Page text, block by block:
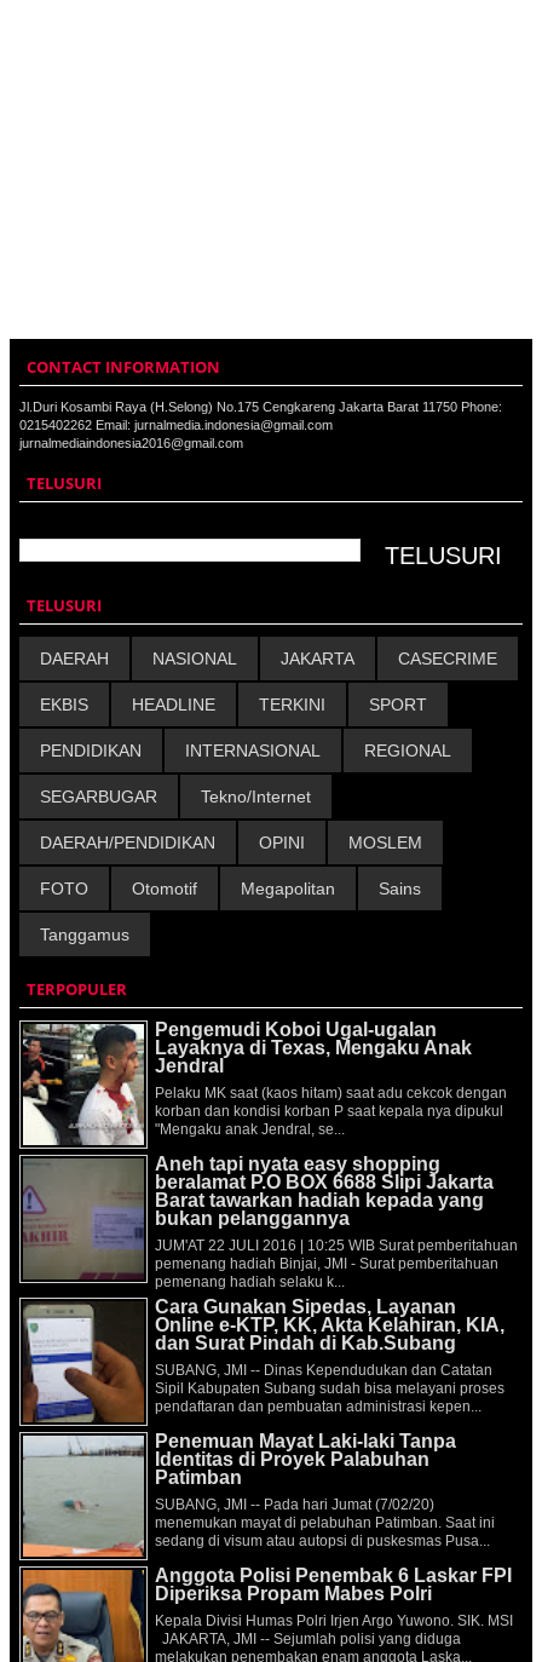
CONTACT INFORMATION
Jl.Duri Kosambi Raya (H.Selong) No.175 Cengkareng Jakarta Barat 11750 Phone:
0215402262 Email: jurnalmedia.indonesia@gmail.com
jurnalmediaindonesia2016@gmail.com
TELUSURI
TELUSURI
DAERAH NASIONAL JAKARTA CASECRIME
EKBIS HEADLINE TERKINI SPORT
PENDIDIKAN INTERNASIONAL REGIONAL
SEGARBUGAR Tekno/Internet
DAERAH/PENDIDIKAN OPINI MOSLEM
FOTO Otomotif Megapolitan Sains
Tanggamus
TERPOPULER
Pengemudi Koboi Ugal-ugalan
Layaknya di Texas, Mengaku Anak
Jendral
Pelaku MK saat (kaos hitam) saat adu cekcok dengan
korban dan kondisi korban P saat kepala nya dipukul
"Mengaku anak Jendral, se...
Aneh tapi nyata easy shopping
beralamat P.O BOX 6688 Slipi Jakarta
Barat tawarkan hadiah kepada yang
bukan pelanggannya
JUM'AT 22 JULI 2016 | 10:25 WIB Surat pemberitahuan
pemenang hadiah Binjai, JMI - Surat pemberitahuan
pemenang hadiah selaku k...
Cara Gunakan Sipedas, Layanan
Online e-KTP, KK, Akta Kelahiran, KIA,
dan Surat Pindah di Kab.Subang
SUBANG, JMI -- Dinas Kependudukan dan Catatan
Sipil Kabupaten Subang sudah bisa melayani proses
pendaftaran dan pembuatan administrasi kepen...
Penemuan Mayat Laki-laki Tanpa
Identitas di Proyek Palabuhan
Patimban
SUBANG, JMI -- Pada hari Jumat (7/02/20)
menemukan mayat di pelabuhan Patimban. Saat ini
sedang di visum atau autopsi di puskesmas Pusa...
Anggota Polisi Penembak 6 Laskar FPI
Diperiksa Propam Mabes Polri
Kepala Divisi Humas Polri Irjen Argo Yuwono. SIK. MSI
JAKARTA, JMI -- Sejumlah polisi yang diduga
melakukan penembakan enam anggota Laska...